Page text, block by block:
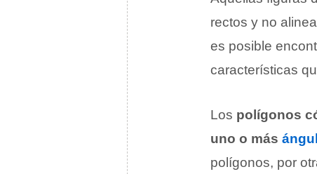
rectos y no
es posible
características
Los polígonos
uno o más
polígonos, por